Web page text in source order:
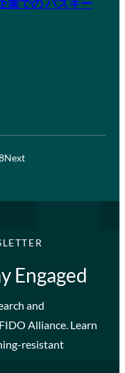
Next
Engaged
and
Alliance. Learn
resistant